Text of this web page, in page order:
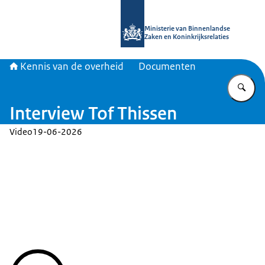
Ministerie van Binnenlandse
Zaken en Koninkrijksrelaties
Kennis van de overheid Documenten
Interview Tof Thissen
Video19-06-2026